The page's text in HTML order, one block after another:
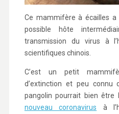
Ce mammifère à écailles
possible hôte
transmission du virus à
scientifiques chinois.
C’est un petit
d’extinction et peu connu
pangolin pourrait bien être
nouveau coronavirus à